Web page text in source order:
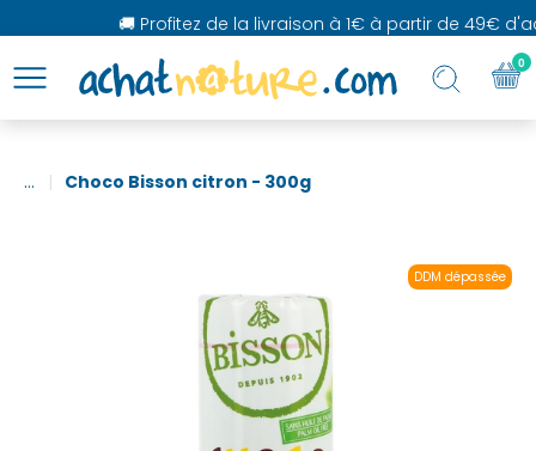
🚚 Profitez de la livraison à 1€ à partir de 49€
... Choco Bisson citron - 300g
DDM dépassée
0